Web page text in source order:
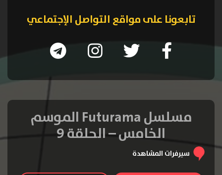
تابعونا على مواقع التواصل الإجتماعي
مسلسل Futurama الموسم
الخامس – الحلقة 9
سيرفرات المشاهدة